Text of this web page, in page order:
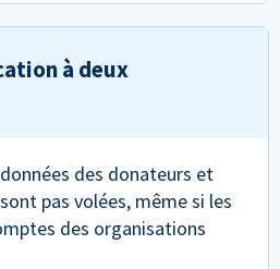
à deux
des donateurs et
pas volées, même si les
des organisations